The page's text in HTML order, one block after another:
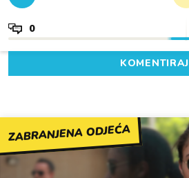
0
KOMENTIRAJ
ZABRANJENA ODJEĆA